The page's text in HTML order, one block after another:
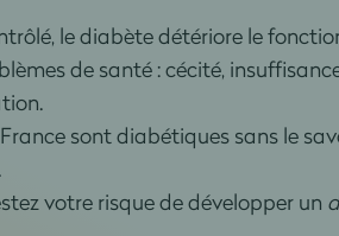
le diabète détériore le
de santé : cécité,
sont diabétiques sans le
votre risque de développer un